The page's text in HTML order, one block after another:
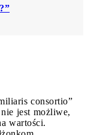
consortio”
jest możliwe,
wartości.